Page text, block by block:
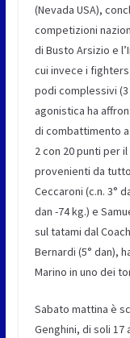
(Nevada USA),
competizioni
di Busto Arsizio e
cui invece i
podi complessivi
agonistica ha
di combattimento a
2 con 20 punti per
provenienti da
Ceccaroni (c.n. 3°
dan -74 kg.) e
sul tatami dal
Bernardi (5° dan),
Marino in uno dei
Sabato mattina è
Genghini, di soli